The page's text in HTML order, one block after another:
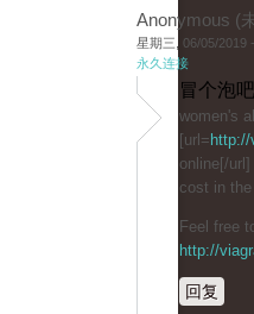
Anonymous (
星期三, 06/05/2019
永久连接
冒个泡
women's
[url=
online[/
cost in
Feel free
http://
回复